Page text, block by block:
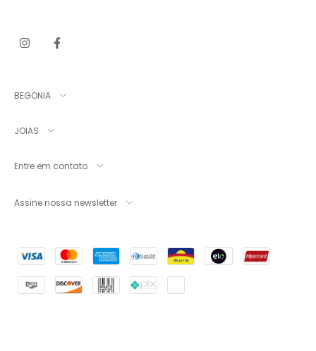
BEGONIA
JOIAS
Entre em contato
Assine nossa newsletter